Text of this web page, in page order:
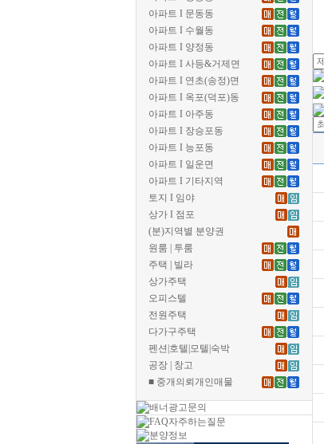
아파트 I 문동동
아파트 I 수월동
아파트 I 양정동
아파트 I 사등&거제면
아파트 I 연초(송정)면
아파트 I 옥포(덕포)동
아파트 I 아주동
아파트 I 장승포동
아파트 I 능포동
아파트 I 일운면
아파트 I 기타지역
토지 I 임야
상가 I 점포
(분)지역별 분양권
원룸 | 투룸
주택 | 빌라
상가주택
오피스텔
전원주택
다가구주택
펜션|호텔|모텔|숙박
공장 | 창고
■ 중개의뢰개인매물